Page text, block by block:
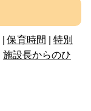
|保育時間 |特別
|施設長からのひ